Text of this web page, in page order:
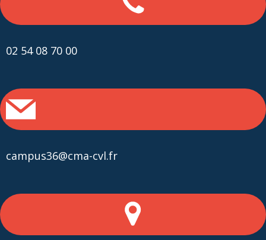
02 54 08 70 00
campus36@cma-cvl.fr